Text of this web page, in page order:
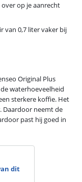
op je aanrecht
van 0,7 liter vaker bij
Original Plus
waterhoeveelheid
sterkere koffie. Het
Daardoor neemt de
past hij goed in
dit